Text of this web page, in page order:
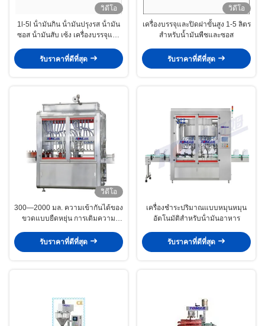
วิดีโอ
1l-5l น้ํามันกิน น้ํามันปรุงรส น้ํามัน
ซอส น้ํามันสับ เซ้ง เครื่องบรรจุและ
รับราคาที่ดีที่สุด
วิดีโอ
เครื่องบรรจุและปิดฝาขั้นสูง 1-5 ลิตร
สำหรับน้ำมันพืชและซอส
รับราคาที่ดีที่สุด
วิดีโอ
300—2000 มล. ความเข้ากันได้ของ
ขวดแบบยืดหยุ่น การเติมความ
น้ำมันพืช อาหาร ผงซักฟอก การ
ควบคุมระดับ เครื่องบรรจุอัตโนมัติ
รับราคาที่ดีที่สุด
เครื่องชําระปริมาณแบบหมุนหมุน
อัตโนมัติสําหรับน้ํามันอาหาร
รับราคาที่ดีที่สุด